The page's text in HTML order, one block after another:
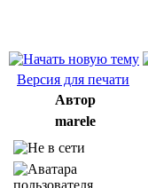
Версия для печати
Автор
marele